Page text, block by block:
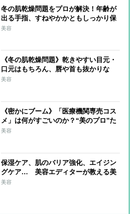
冬の肌乾燥問題をプロが解決！年齢が
出る手指、すねやかかともしっかり保
湿「調理中はこまめに手を拭く」のも
美容
《冬の肌乾燥問題》乾きやすい目元・
口元はもちろん、唇や首も抜かりな
く！ブースターを活用、ドラッグスト
美容
《密かにブーム》「医療機関専売コス
メ」は何がすごいのか？“美のプロ”た
ちが選んだ逸品とその理由
美容
保湿ケア、肌のバリア強化、エイジン
グケア… 美容エディターが教える美
肌にマストな「美容成分」は？
美容